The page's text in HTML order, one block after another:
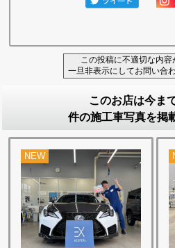
この投稿に不適切な内容
一旦非表示にしてお問い合
このお店は今ま
件の施工車写真を掲
NEW